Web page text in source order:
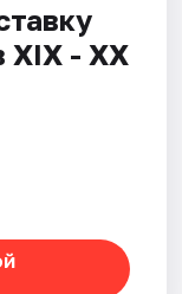
XIX - XX